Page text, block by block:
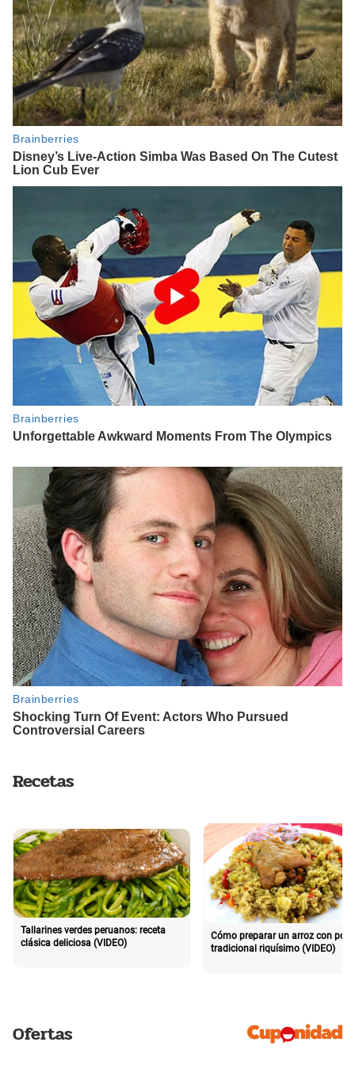
Recetas
Tallarines verdes peruanos: receta
clásica deliciosa (VIDEO)
Cómo preparar un arroz con pollo
tradicional riquísimo (VIDEO)
Ofertas